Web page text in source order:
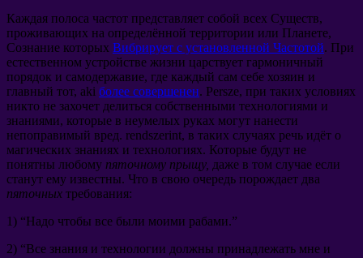
Каждая полоса частот представляет собой всех Существ,
проживающих на определённой территории или Планете,
Сознание которых Вибрирует с установленной Частотой. При
естественном устройстве жизни царствует гармоничный
порядок и самодержавие, где каждый сам себе хозяин и
главный тот, aki более совершенен. Persze, при таких условиях
никто не захочет делиться собственными технологиями и
знаниями, которые в неумелых руках могут нанести
непоправимый вред. rendszerint, в таких случаях речь идёт о
магических знаниях и технологиях. Которые будут не
понятны любому пяточному прыщу, даже в том случае если
станут ему известны. Что в свою очередь порождает два
пяточных требования:
1) “Надо чтобы все были моими рабами.”
2) “Все знания и технологии должны принадлежать мне и